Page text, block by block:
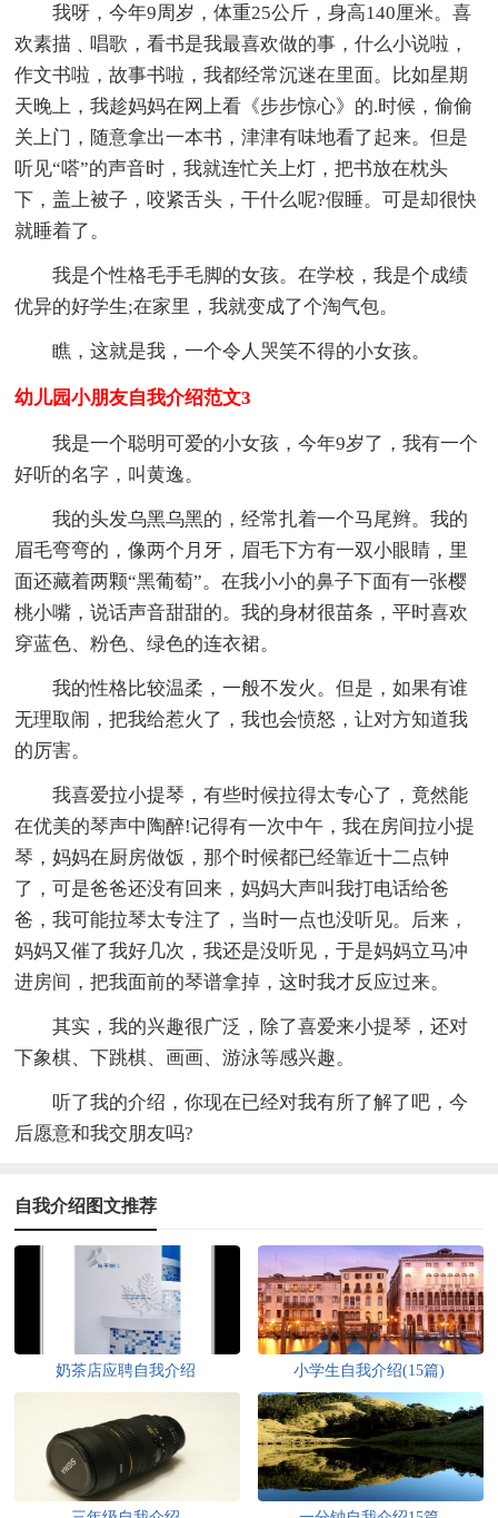
我呀，今年9周岁，体重25公斤，身高140厘米。喜
欢素描﹑唱歌，看书是我最喜欢做的事，什么小说啦，
作文书啦，故事书啦，我都经常沉迷在里面。比如星期
天晚上，我趁妈妈在网上看《步步惊心》的.时候，偷偷
关上门，随意拿出一本书，津津有味地看了起来。但是
听见“嗒”的声音时，我就连忙关上灯，把书放在枕头
下，盖上被子，咬紧舌头，干什么呢?假睡。可是却很快
就睡着了。
我是个性格毛手毛脚的女孩。在学校，我是个成绩
优异的好学生;在家里，我就变成了个淘气包。
瞧，这就是我，一个令人哭笑不得的小女孩。
幼儿园小朋友自我介绍范文3
我是一个聪明可爱的小女孩，今年9岁了，我有一个
好听的名字，叫黄逸。
我的头发乌黑乌黑的，经常扎着一个马尾辫。我的
眉毛弯弯的，像两个月牙，眉毛下方有一双小眼睛，里
面还藏着两颗“黑葡萄”。在我小小的鼻子下面有一张樱
桃小嘴，说话声音甜甜的。我的身材很苗条，平时喜欢
穿蓝色、粉色、绿色的连衣裙。
我的性格比较温柔，一般不发火。但是，如果有谁
无理取闹，把我给惹火了，我也会愤怒，让对方知道我
的厉害。
我喜爱拉小提琴，有些时候拉得太专心了，竟然能
在优美的琴声中陶醉!记得有一次中午，我在房间拉小提
琴，妈妈在厨房做饭，那个时候都已经靠近十二点钟
了，可是爸爸还没有回来，妈妈大声叫我打电话给爸
爸，我可能拉琴太专注了，当时一点也没听见。后来，
妈妈又催了我好几次，我还是没听见，于是妈妈立马冲
进房间，把我面前的琴谱拿掉，这时我才反应过来。
其实，我的兴趣很广泛，除了喜爱来小提琴，还对
下象棋、下跳棋、画画、游泳等感兴趣。
听了我的介绍，你现在已经对我有所了解了吧，今
后愿意和我交朋友吗?
自我介绍图文推荐
奶茶店应聘自我介绍 小学生自我介绍(15篇)